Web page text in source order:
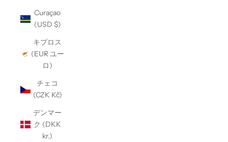
Curaçao
(USD $)
キプロス
(EUR ユー
ロ)
チェコ
(CZK Kč)
デンマー
ク (DKK
kr.)